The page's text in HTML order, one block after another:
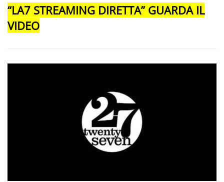
“LA7 STREAMING DIRETTA” GUARDA IL
VIDEO